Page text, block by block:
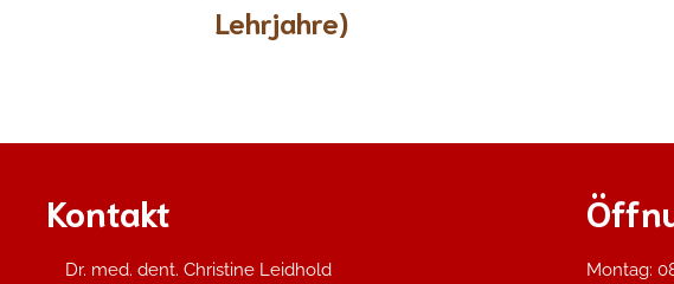
Lehrjahre)
Kontakt
Dr. med. dent. Christine Leidhold Montag: